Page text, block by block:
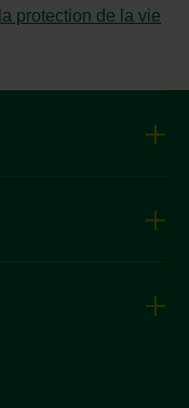
protection de la vie